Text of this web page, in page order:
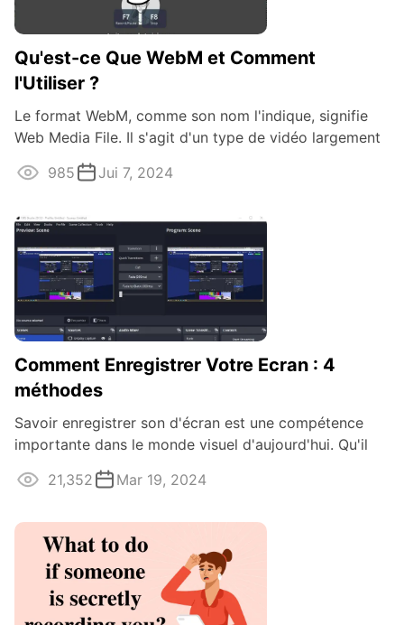
Qu'est-ce Que WebM et Comment
l'Utiliser ?
Le format WebM, comme son nom l'indique, signifie
Web Media File. Il s'agit d'un type de vidéo largement
utilisé pour le contenu Internet.
985 Jui 7, 2024
Comment Enregistrer Votre Ecran : 4
méthodes
Savoir enregistrer son d'écran est une compétence
importante dans le monde visuel d'aujourd'hui. Qu'il
s'agisse d'un projet scolaire ou ...
21,352 Mar 19, 2024